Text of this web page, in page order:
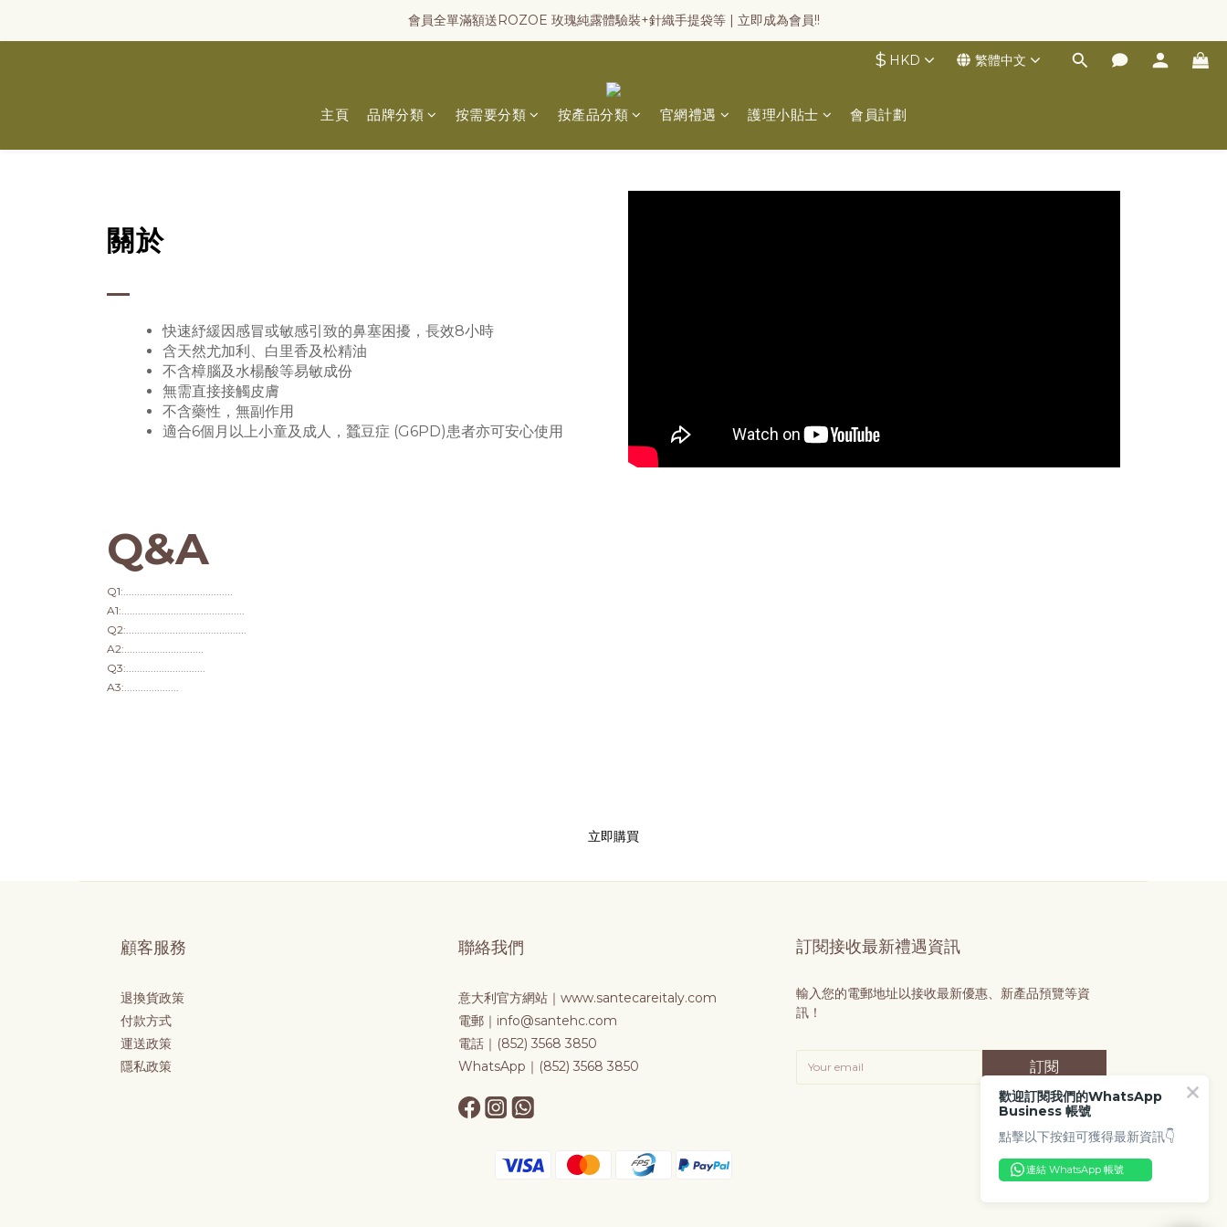
會員全單滿額送ROZOE 玫瑰純露體驗裝+針織手提袋等 | 立即成為會員!!
$ HKD 繁體中文
主頁 品牌分類 按需要分類 按產品分類 官網禮遇 護理小貼士 會員計劃
關於
快速紓緩因感冒或敏感引致的鼻塞困擾，長效8小時
含天然尤加利、白里香及松精油
不含樟腦及水楊酸等易敏成份
無需直接接觸皮膚
不含藥性，無副作用
適合6個月以上小童及成人，蠶豆症 (G6PD)患者亦可安心使用
Q&A
Q1:........................................
A1:.............................................
Q2:............................................
A2:.............................
Q3:.............................
A3:....................
立即購買
顧客服務
退換貨政策
付款方式
運送政策
隱私政策
聯絡我們
意大利官方網站｜ www.santecareitaly.com
電郵｜info@santehc.com
電話｜(852) 3568 3850
WhatsApp｜(852) 3568 3850
訂閱接收最新禮遇資訊
輸入您的電郵地址以接收最新優惠、新產品預覽等資
訊！
訂閱
歡迎訂閱我們的WhatsApp
Business 帳號
點擊以下按鈕可獲得最新資訊👇
連結 WhatsApp 帳號